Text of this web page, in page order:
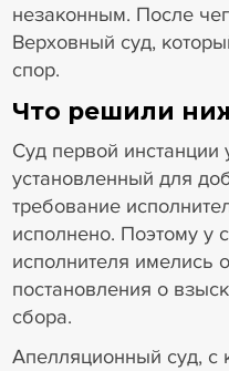
незаконным. После
Верховный суд,
спор.
Что решили
Суд первой инстанции
установленный для
требование
исполнено. Поэтому у
исполнителя имелись
постановления о
сбора.
Апелляционный суд, с